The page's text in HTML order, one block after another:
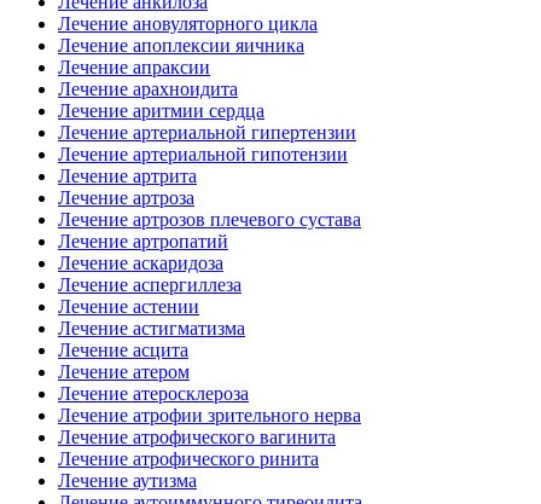
Лечение ановуляторного цикла
Лечение апоплексии яичника
Лечение апраксии
Лечение арахноидита
Лечение аритмии сердца
Лечение артериальной гипертензии
Лечение артериальной гипотензии
Лечение артрита
Лечение артроза
Лечение артрозов плечевого сустава
Лечение артропатий
Лечение аскаридоза
Лечение аспергиллеза
Лечение астении
Лечение астигматизма
Лечение асцита
Лечение атером
Лечение атеросклероза
Лечение атрофии зрительного нерва
Лечение атрофического вагинита
Лечение атрофического ринита
Лечение аутизма